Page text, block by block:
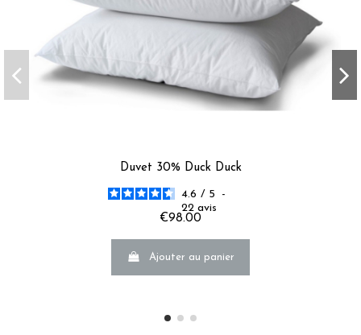
Duvet 30% Duck Duck
4.6 / 5
-
22 avis
€98.00
Ajouter au panier